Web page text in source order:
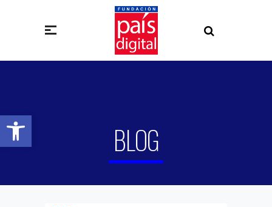
Abrir barra de herramientas
BLOG